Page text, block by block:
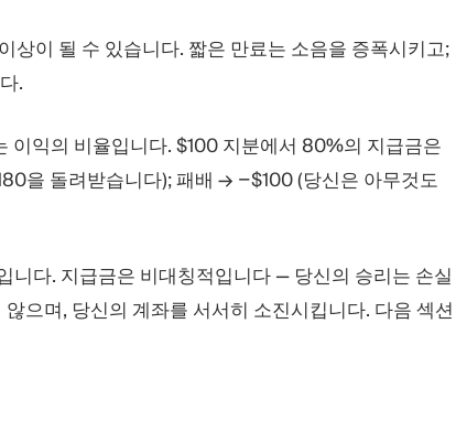
상이 될 수 있습니다. 짧은 만료는 소음을 증폭시키고;
.
이익의 비율입니다. $100 지분에서 80%의 지급금은
을 돌려받습니다); 패배 → −$100 (당신은 아무것도
니다. 지급금은 비대칭적입니다 — 당신의 승리는 손실
으며, 당신의 계좌를 서서히 소진시킵니다. 다음 섹션